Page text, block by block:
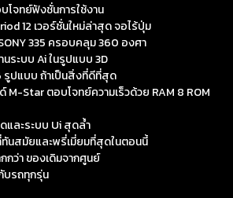
โจทย์ฟังชั่นการใช้งาน
12 เวอร์ชั่นใหม่ล่าสุด จอไร้ปุ่ม
335 ครอบคลุม 360 องศา
ระบบ Ai ในรูปแบบ 3D
รูปแบบ ถ้าเป็นสิ่งที่ดีที่สุด
Star ตอบโจทย์ความเร็วด้วย RAM 8 ROM
และระบบ Ui สุดล้ำ
นสมัยและพรี่เมี่ยมที่สุดในตอนนี้
ว่า ของเดิมจากศูนย์
บรถทุกรุ่น